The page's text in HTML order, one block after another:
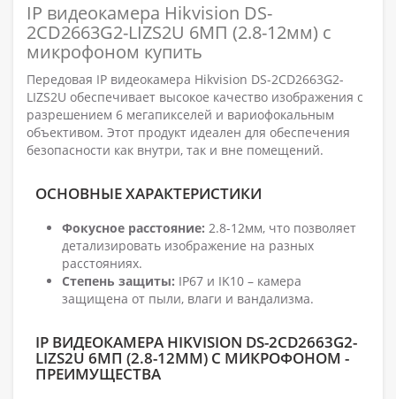
IP видеокамера Hikvision DS-
2CD2663G2-LIZS2U 6МП (2.8-12мм) с
микрофоном купить
Передовая IP видеокамера Hikvision DS-2CD2663G2-
LIZS2U обеспечивает высокое качество изображения с
разрешением 6 мегапикселей и вариофокальным
объективом. Этот продукт идеален для обеспечения
безопасности как внутри, так и вне помещений.
ОСНОВНЫЕ ХАРАКТЕРИСТИКИ
Фокусное расстояние: 2.8-12мм, что позволяет
детализировать изображение на разных
расстояниях.
Степень защиты: IP67 и IK10 – камера
защищена от пыли, влаги и вандализма.
IP ВИДЕОКАМЕРА HIKVISION DS-2CD2663G2-
LIZS2U 6МП (2.8-12ММ) С МИКРОФОНОМ -
ПРЕИМУЩЕСТВА